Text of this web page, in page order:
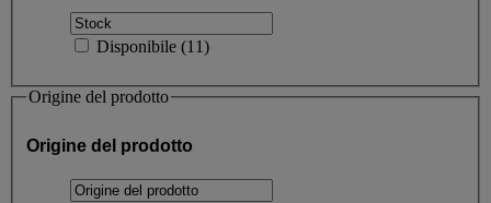
Disponibile (11)
Origine del prodotto
Origine del prodotto